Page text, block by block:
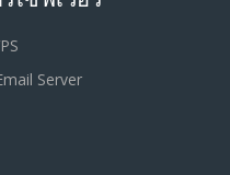
Server